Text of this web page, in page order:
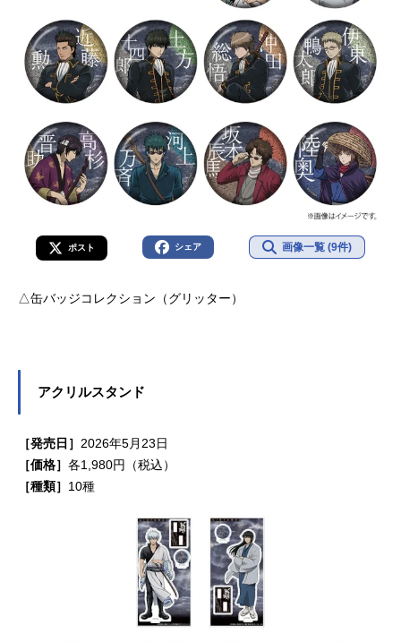
ポスト シェア 画像一覧 (9件)
△缶バッジコレクション（グリッター）
アクリルスタンド
［発売日］ 2026年5月23日
［価格］ 各1,980円（税込）
［種類］ 10種